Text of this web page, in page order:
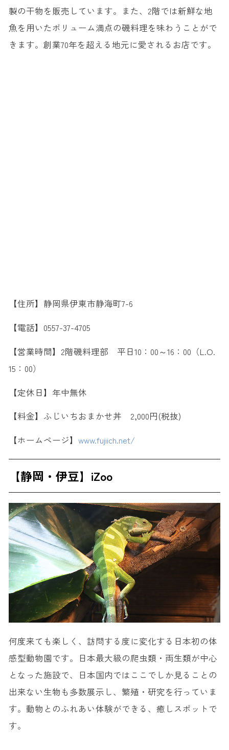
製の干物を販売しています。また、2階では新鮮な地
魚を用いたボリューム満点の磯料理を味わうことがで
きます。創業70年を超える地元に愛されるお店です。
【住所】静岡県伊東市静海町7-6
【電話】0557-37-4705
【営業時間】2階磯料理部 平日10：00～16：00（L.O.
15：00）
【定休日】年中無休
【料金】ふじいちおまかせ丼 2,000円(税抜)
【ホームページ】 www.fujiich.net/
【静岡・伊豆】iZoo
何度来ても楽しく、訪問する度に変化する日本初の体
感型動物園です。日本最大級の爬虫類・両生類が中心
となった施設で、日本国内ではここでしか見ることの
出来ない生物も多数展示し、繁殖・研究を行っていま
す。動物とのふれあい体験ができる、癒しスポットで
す。